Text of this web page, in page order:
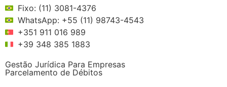
Fixo: (11) 3081-4376
WhatsApp: +55 (11) 98743-4543
+351 911 016 989
+39 348 385 1883
Gestão Jurídica Para Empresas
Parcelamento de Débitos